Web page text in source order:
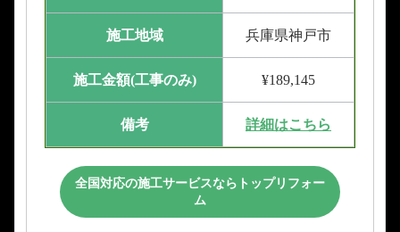
施工地域 兵庫県神戸市
施工金額(工事のみ) ¥189,145
備考 詳細はこちら
全国対応の施工サービスならトップリフォー
ム